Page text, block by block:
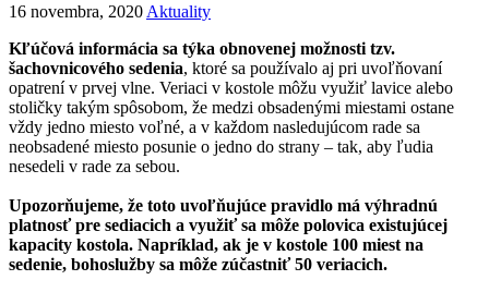
16 novembra, 2020 Aktuality
Kľúčová informácia sa týka obnovenej možnosti tzv.
šachovnicového sedenia, ktoré sa používalo aj pri uvoľňovaní
opatrení v prvej vlne. Veriaci v kostole môžu využiť lavice alebo
stoličky takým spôsobom, že medzi obsadenými miestami ostane
vždy jedno miesto voľné, a v každom nasledujúcom rade sa
neobsadené miesto posunie o jedno do strany – tak, aby ľudia
nesedeli v rade za sebou.
Upozorňujeme, že toto uvoľňujúce pravidlo má výhradnú
platnosť pre sediacich a využiť sa môže polovica existujúcej
kapacity kostola. Napríklad, ak je v kostole 100 miest na
sedenie, bohoslužby sa môže zúčastniť 50 veriacich.